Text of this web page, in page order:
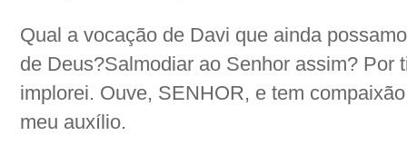
Qual a vocação de Davi que ainda
de Deus?Salmodiar ao Senhor assim? Por
implorei. Ouve, SENHOR, e tem
meu auxílio.